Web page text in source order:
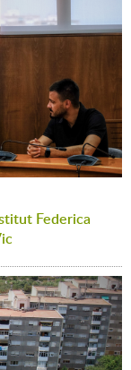
Federica